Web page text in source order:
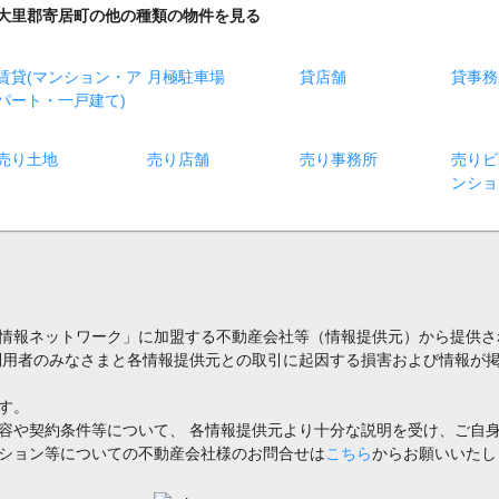
里郡寄居町の他の種類の物件を見る
貸(マンション・ア
ート・一戸建て)
月極駐車場 貸店舗 貸事
り土地 売り店舗 売り事務所
売り
ンシ
ネットワーク」に加盟する不動産会社等（情報提供元）から提供
者のみなさまと各情報提供元との取引に起因する損害および情報
。
契約条件等について、 各情報提供元より十分な説明を受け、ご自
ョン等についての不動産会社様のお問合せはこちらからお願いいた